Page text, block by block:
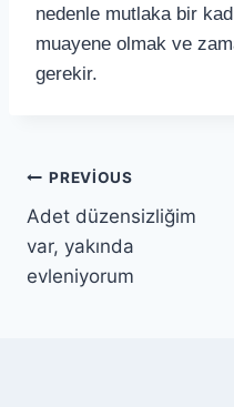
nedenle mutlaka bir
muayene olmak ve
gerekir.
PREVIOUS
Adet düzensizliğim
var, yakında
evleniyorum